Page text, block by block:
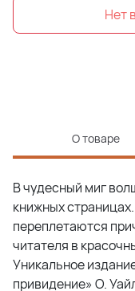
О товаре
В чудесный миг
книжных
переплетаются
читателя в
Уникальное
привидение» О.